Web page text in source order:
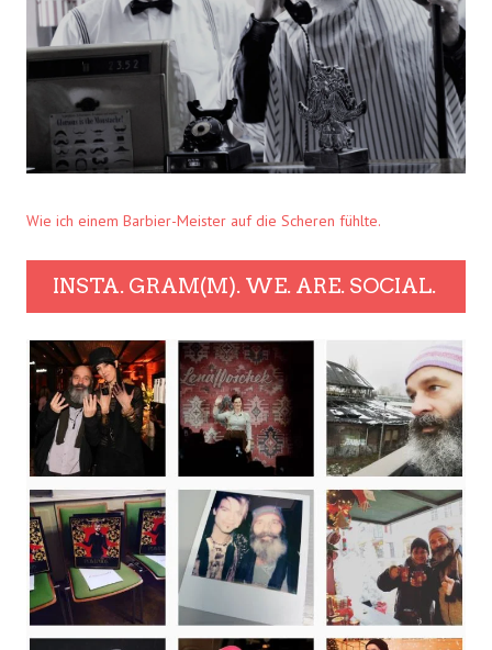
Wie ich einem Barbier-Meister auf die Scheren fühlte.
INSTA. GRAM(M). WE. ARE. SOCIAL.